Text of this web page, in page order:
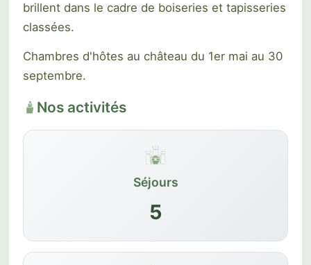
brillent dans le cadre de boiseries et tapisseries
classées.
Chambres d'hôtes au château du 1er mai au 30
septembre.
Nos activités
Séjours
5